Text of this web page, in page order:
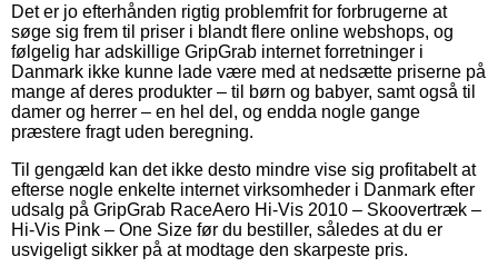
Det er jo efterhånden rigtig problemfrit for forbrugerne at
søge sig frem til priser i blandt flere online webshops, og
følgelig har adskillige GripGrab internet forretninger i
Danmark ikke kunne lade være med at nedsætte priserne på
mange af deres produkter – til børn og babyer, samt også til
damer og herrer – en hel del, og endda nogle gange
præstere fragt uden beregning.
Til gengæld kan det ikke desto mindre vise sig profitabelt at
efterse nogle enkelte internet virksomheder i Danmark efter
udsalg på GripGrab RaceAero Hi-Vis 2010 – Skoovertræk –
Hi-Vis Pink – One Size før du bestiller, således at du er
usvigeligt sikker på at modtage den skarpeste pris.